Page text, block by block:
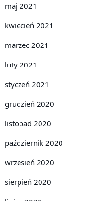
maj 2021
kwiecień 2021
marzec 2021
luty 2021
styczeń 2021
grudzień 2020
listopad 2020
październik 2020
wrzesień 2020
sierpień 2020